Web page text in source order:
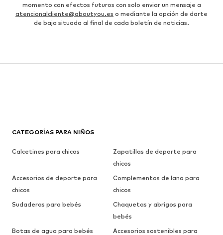
momento con efectos futuros con solo enviar un mensaje a
atencionalcliente@aboutyou.es o mediante la opción de darte
de baja situada al final de cada boletín de noticias.
CATEGORÍAS PARA NIÑOS
Calcetines para chicos
Zapatillas de deporte para
chicos
Accesorios de deporte para
chicos
Complementos de lana para
chicos
Sudaderas para bebés
Chaquetas y abrigos para
bebés
Botas de agua para bebés
Accesorios sostenibles para